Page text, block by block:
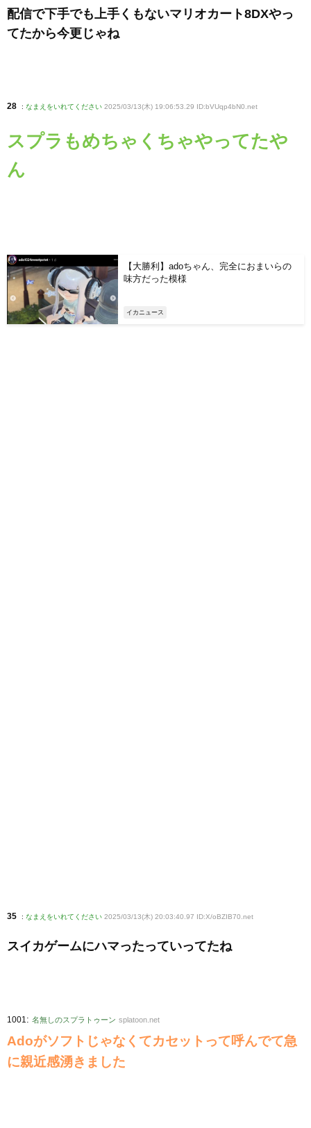
配信で下手でも上手くもないマリオカート8DXやっ
てたから今更じゃね
28 : なまえをいれてください 2025/03/13(木) 19:06:53.29 ID:bVUqp4bN0.net
スプラもめちゃくちゃやってたや
ん
【大勝利】adoちゃん、完全におまいらの
味方だった模様
イカニュース
35 : なまえをいれてください 2025/03/13(木) 20:03:40.97 ID:X/oBZIB70 .net
スイカゲームにハマったっていってたね
1001: 名無しのスプラトゥーン splatoon.net
Adoがソフトじゃなくてカセットって呼んでて急
に親近感湧きました